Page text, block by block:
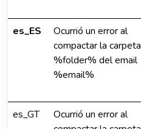
es_ES
Ocurrió un error al
compactar la carpeta
%folder% del email
%email%
es_GT
Ocurrió un error al